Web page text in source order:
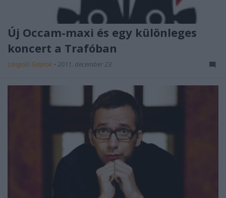
Új Occam-maxi és egy különleges
koncert a Trafóban
Lángoló Gitárok • 2011. december 23.